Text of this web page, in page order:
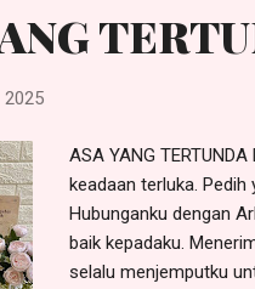
2025
ASA YANG
keadaan terluka.
Hubunganku dengan
baik kepadaku.
selalu menjemputku